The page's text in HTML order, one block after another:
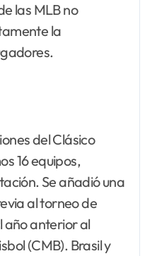
las MLB no
la
del Clásico
16 equipos,
Se añadió una
al torneo de
año anterior al
(CMB). Brasil y